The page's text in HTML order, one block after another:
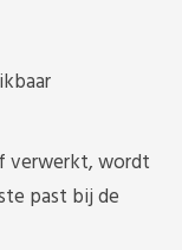
verwerkt, wordt
past bij de